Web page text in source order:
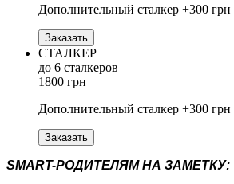
Дополнительный сталкер +300 грн
Заказать
СТАЛКЕР
до 6 сталкеров
1800 грн
Дополнительный сталкер +300 грн
Заказать
SMART-РОДИТЕЛЯМ НА ЗАМЕТКУ: